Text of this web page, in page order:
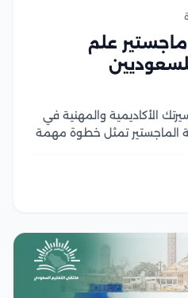
علم
الأكاديمية والمهنية في
الماجستير تمثل خطوة مهمة
المقال نستعرض...